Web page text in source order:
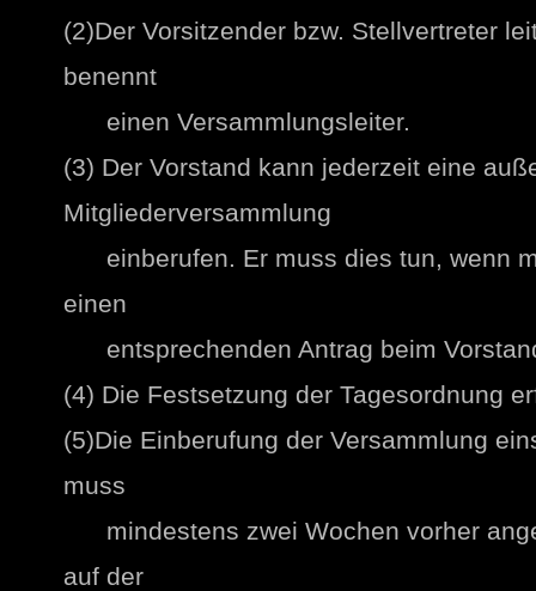
(2)Der Vorsitzender bzw. Stellvertreter
benennt
einen Versammlungsleiter.
(3) Der Vorstand kann jederzeit eine
Mitgliederversammlung
einberufen. Er muss dies tun, wenn
einen
entsprechenden Antrag beim
(4) Die Festsetzung der Tagesordnung
(5)Die Einberufung der Versammlung
muss
mindestens zwei Wochen vorher
auf der